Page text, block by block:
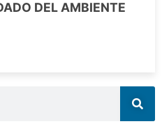
DEL AMBIENTE